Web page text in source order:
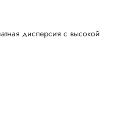
дисперсия с высокой